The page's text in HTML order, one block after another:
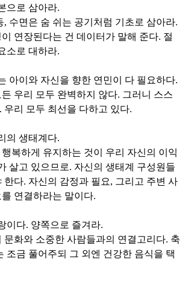
으로 삼아라.
, 수면은 숨 쉬는 공기처럼 기초로 삼아라.
연장된다는 건 데이터가 말해 준다. 절
소로 대하라.
아이와 자신을 향한 연민이 다 필요하다.
우리 모두 완벽하지 않다. 그러니 스스
우리 모두 최선을 다하고 있다.
의 생태계다.
복하게 유지하는 것이 우리 자신의 이익
살고 있으므로. 자신의 생태계 구성원들
한다. 자신의 감정과 필요, 그리고 주변 사
연결하라는 말이다.
이다. 양쪽으로 즐겨라.
문화와 소중한 사람들과의 연결고리다. 축
조금 풀어주되 그 외엔 건강한 음식을 택